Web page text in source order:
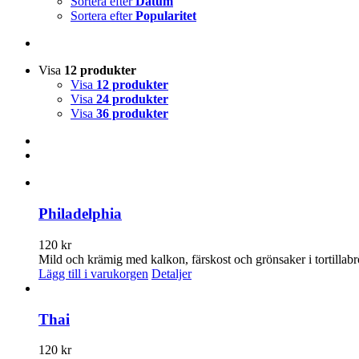
Sortera efterPopularitet
Visa 12 produkter
Visa 12 produkter
Visa 24 produkter
Visa 36 produkter
Philadelphia
120 kr
Mild och krämig med kalkon, färskost och grönsaker i
Lägg till i varukorgen Detaljer
Thai
120 kr